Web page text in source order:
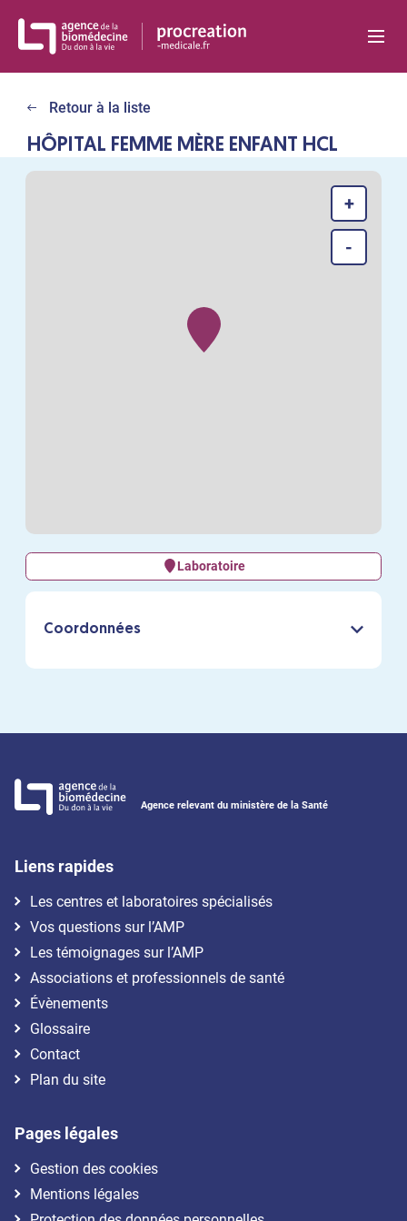
Retour à la liste
HÔPITAL FEMME MÈRE ENFANT HCL
+
-
Laboratoire
Coordonnées
Agence relevant du ministère de la Santé
Liens rapides
Les centres et laboratoires spécialisés
Vos questions sur l’AMP
Les témoignages sur l’AMP
Associations et professionnels de santé
Évènements
Glossaire
Contact
Plan du site
Pages légales
Gestion des cookies
Mentions légales